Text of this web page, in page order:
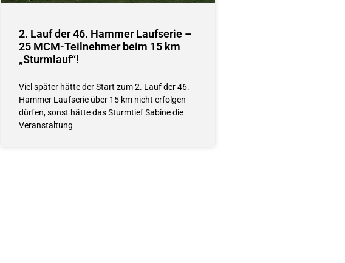
2. Lauf der 46. Hammer Laufserie –
25 MCM-Teilnehmer beim 15 km
„Sturmlauf“!
Viel später hätte der Start zum 2. Lauf der 46.
Hammer Laufserie über 15 km nicht erfolgen
dürfen, sonst hätte das Sturmtief Sabine die
Veranstaltung